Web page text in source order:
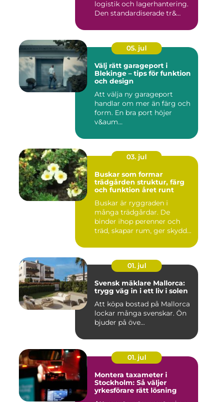
logistik och lagerhantering.
Den standardiserade tr&...
05. jul
Välj rätt garageport i
Blekinge – tips för funktion
och design
Att välja ny garageport
handlar om mer än färg och
form. En bra port höjer
v&aum...
03. jul
Buskar som formar
trädgården struktur, färg
och funktion året runt
Buskar är ryggraden i
många trädgårdar. De
binder ihop perenner och
träd, skapar rum, ger skydd
01. jul
Svensk mäklare Mallorca:
trygg väg in i ett liv i solen
Att köpa bostad på Mallorca
lockar många svenskar. Ön
bjuder på öve...
01. jul
Montera taxameter i
Stockholm: Så väljer
yrkesförare rätt lösning